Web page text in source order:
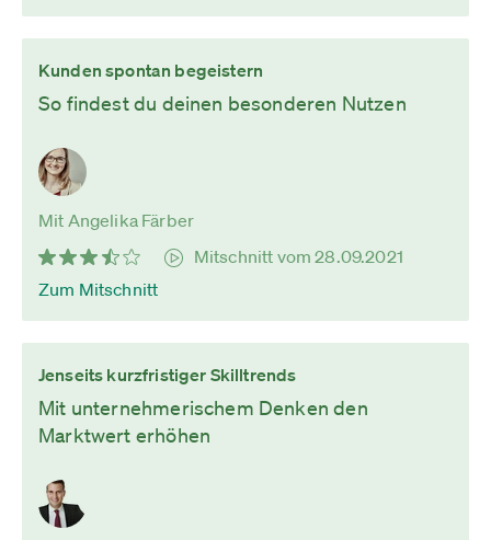
Kunden spontan begeistern
So findest du deinen besonderen Nutzen
Mit Angelika Färber
Mitschnitt vom 28.09.2021
Zum Mitschnitt
Jenseits kurzfristiger Skilltrends
Mit unternehmerischem Denken den
Marktwert erhöhen